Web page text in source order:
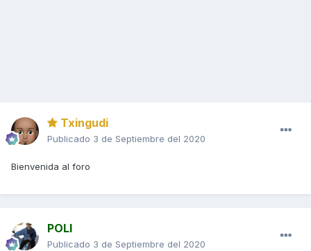
Txingudi
Publicado 3 de Septiembre del 2020
Bienvenida al foro
POLI
Publicado 3 de Septiembre del 2020